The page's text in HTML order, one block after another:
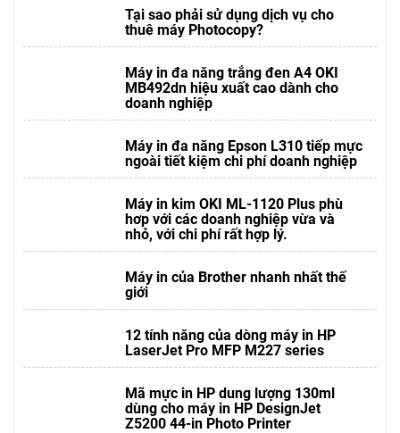
Tại sao phải sử dụng dịch vụ cho
thuê máy Photocopy?
Máy in đa năng trắng đen A4 OKI
MB492dn hiệu xuất cao dành cho
doanh nghiệp
Máy in đa năng Epson L310 tiếp mực
ngoài tiết kiệm chi phí doanh nghiệp
Máy in kim OKI ML-1120 Plus phù
hơp với các doanh nghiệp vừa và
nhỏ, với chi phí rất hợp lý.
Máy in của Brother nhanh nhất thế
giới
12 tính năng của dòng máy in HP
LaserJet Pro MFP M227 series
Mã mực in HP dung lượng 130ml
dùng cho máy in HP DesignJet
Z5200 44-in Photo Printer